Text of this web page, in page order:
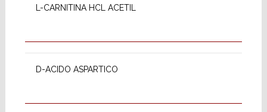
L-CARNITINA HCL ACETIL
D-ACIDO ASPARTICO
SELECT OPTIONS